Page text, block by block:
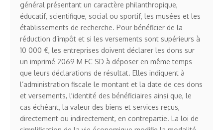
général présentant un caractère philanthropique,
éducatif, scientifique, social ou sportif, les musées et les
établissements de recherche. Pour bénéficier de la
réduction d’impôt et si les versements sont supérieurs à
10 000 €, les entreprises doivent déclarer les dons sur
un imprimé 2069 M FC SD à déposer en même temps
que leurs déclarations de résultat. Elles indiquent à
l’administration fiscale le montant et la date de ces dons
et versements, l'identité des bénéficiaires ainsi que, le
cas échéant, la valeur des biens et services reçus,
directement ou indirectement, en contrepartie. La loi de